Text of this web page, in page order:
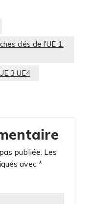
clés de l'UE 1:
3 UE4
publiée. Les
avec *